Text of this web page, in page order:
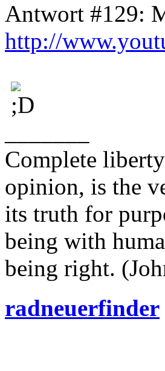
Antwort #129:
http://
Complete
opinion, is the
its truth for
being with
being right.
radneuerfinder